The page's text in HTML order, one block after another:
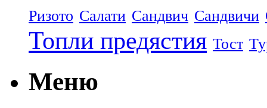
Ризото Салати Сандвич Сандвичи
Топли предястия Тост
Меню